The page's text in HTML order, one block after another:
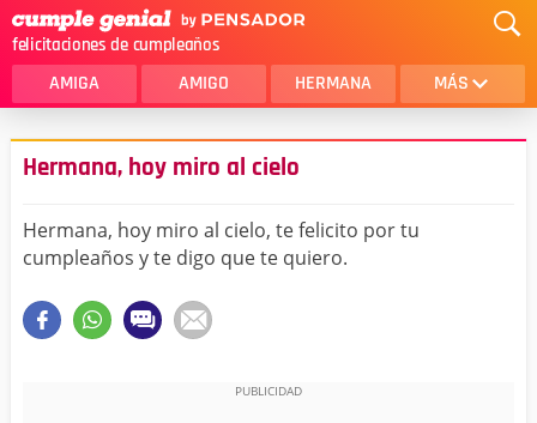
felicitaciones de cumpleaños
AMIGA AMIGO HERMANA MÁS
MAMA
AMOR
SOBRINA
HIJA
NOVIA
Hermana, hoy miro al cielo
Hermana, hoy miro al cielo, te felicito por tu
cumpleaños y te digo que te quiero.